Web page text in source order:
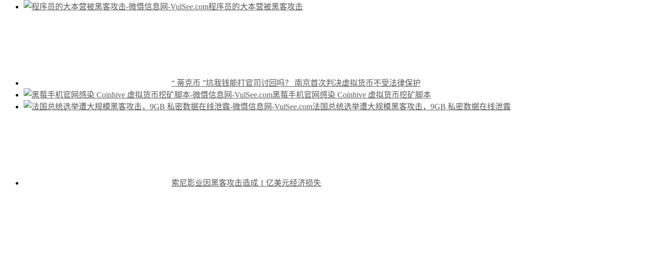
程序员的大本营被黑客攻击
“ 蒂克币 ”坑我钱能打官司讨回吗？ 南京首次判决虚拟货币不受法律保护
黑莓手机官网感染 Coinhive 虚拟货币挖矿脚本
法国总统选举遭大规模黑客攻击，9GB 私密数据在线泄露
索尼影业因黑客攻击造成 1 亿美元经济损失